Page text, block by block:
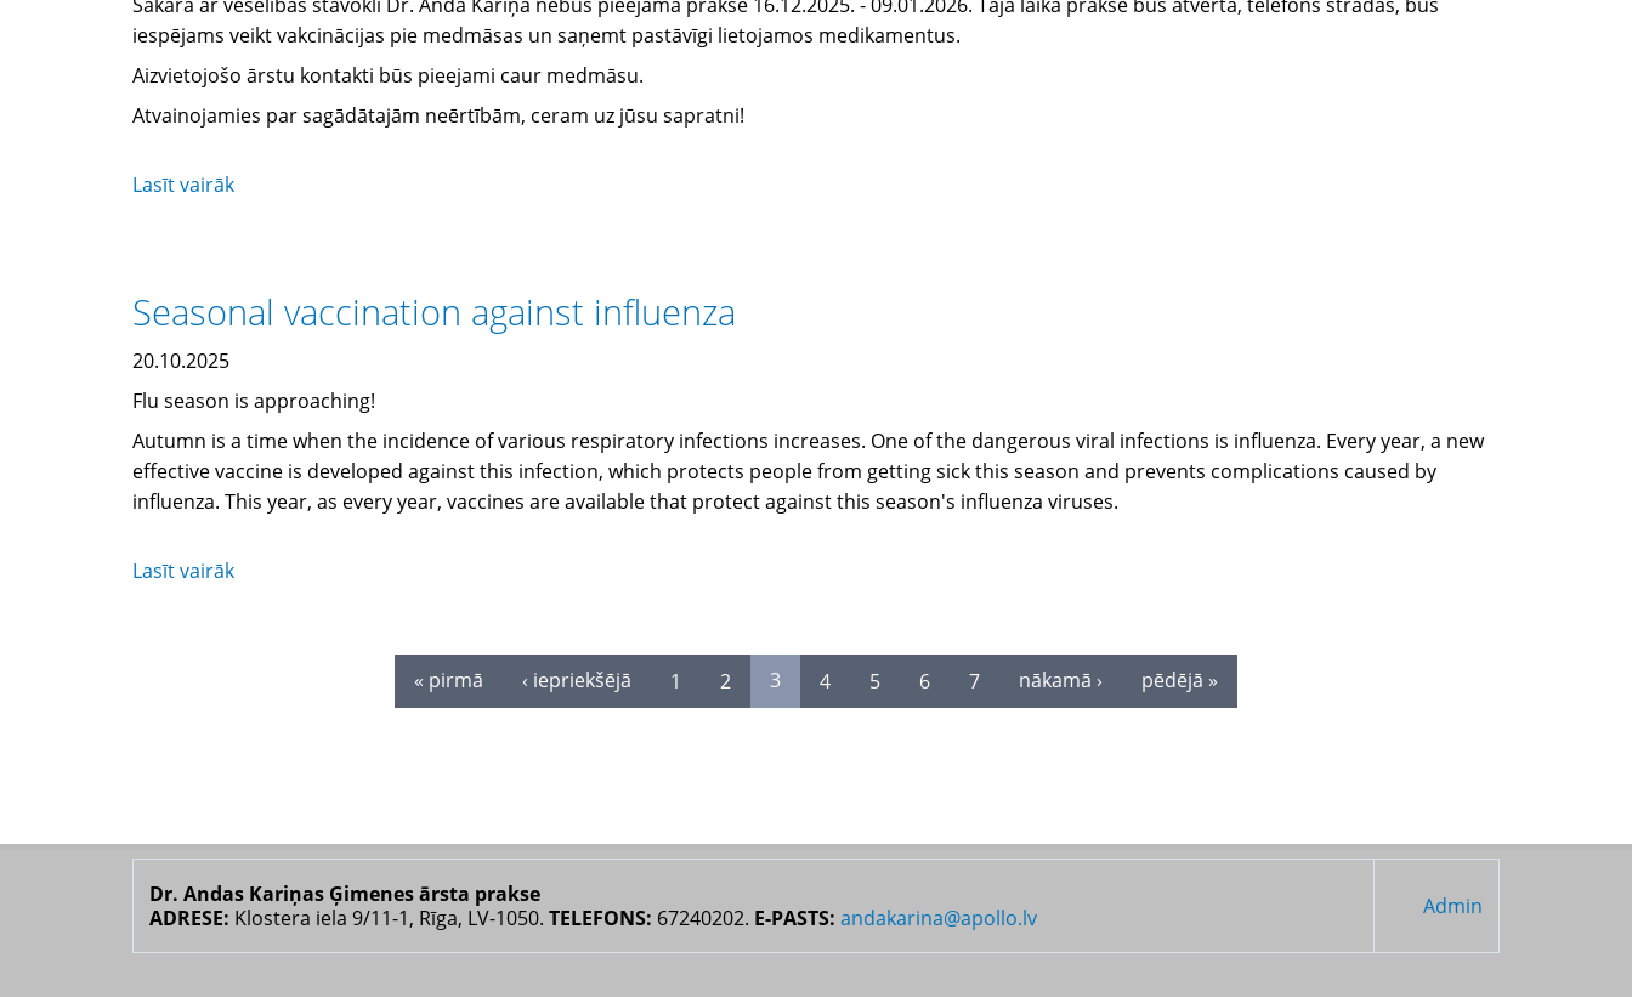
iespējams veikt vakcinācijas pie medmāsas un saņemt pastāvīgi lietojamos medikamentus.
Aizvietojošo ārstu kontakti būs pieejami caur medmāsu.
Atvainojamies par sagādātajām neērtībām, ceram uz jūsu sapratni!
Lasīt vairāk
Seasonal vaccination against influenza
20.10.2025
Flu season is approaching!
Autumn is a time when the incidence of various respiratory infections increases. One of the dangerous viral infections is influenza. Every year, a new
effective vaccine is developed against this infection, which protects people from getting sick this season and prevents complications caused by
influenza. This year, as every year, vaccines are available that protect against this season's influenza viruses.
Lasīt vairāk
« pirmā ‹ iepriekšējā 1 2 3 4 5 6 7 nākamā › pēdējā »
Dr. Andas Kariņas Ģimenes ārsta prakse
ADRESE: Klostera iela 9/11-1, Rīga, LV-1050. TELEFONS: 67240202. E-PASTS: andakarina@apollo.lv Admin